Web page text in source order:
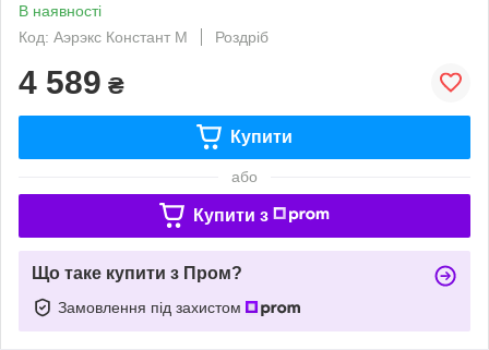
В наявності
Код: Аэрэкс Констант М
Роздріб
4 589 ₴
Купити
або
Купити з
Що таке купити з Пром?
Замовлення під захистом